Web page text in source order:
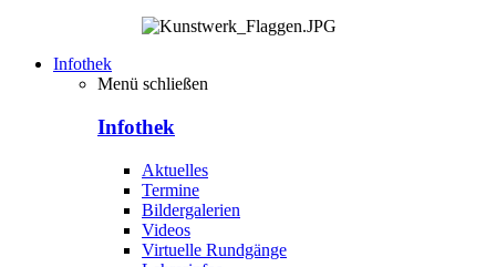
Infothek
Menü schließen
Infothek
Aktuelles
Termine
Bildergalerien
Videos
Virtuelle Rundgänge